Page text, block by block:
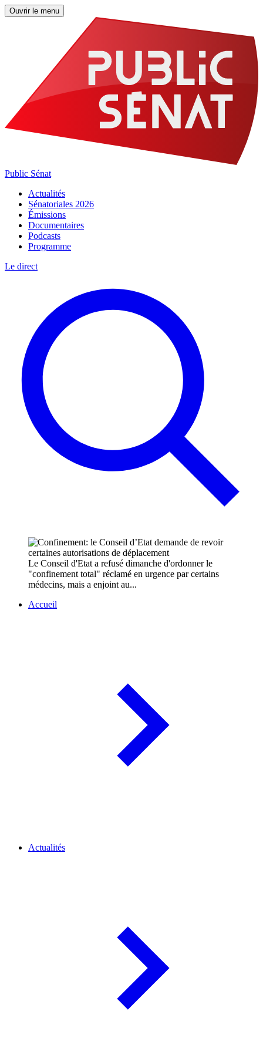
Ouvrir le menu
Public Sénat
Actualités
Sénatoriales 2026
Émissions
Documentaires
Podcasts
Programme
Le direct
Le Conseil d'Etat a refusé dimanche d'ordonner le
"confinement total" réclamé en urgence par certains
médecins, mais a enjoint au...
Accueil
Actualités